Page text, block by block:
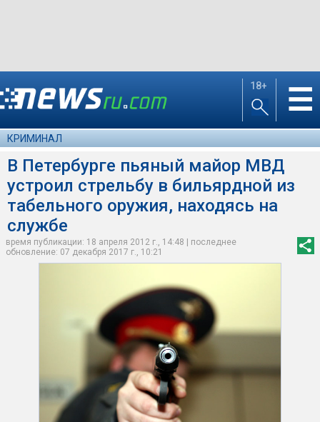
18+ ☰
КРИМИНАЛ
В Петербурге пьяный майор МВД
устроил стрельбу в бильярдной из
табельного оружия, находясь на
службе
время публикации: 18 апреля 2012 г., 14:48 | последнее
обновление: 07 декабря 2017 г., 10:21